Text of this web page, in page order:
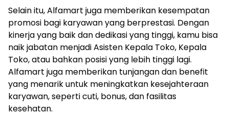
Selain itu, Alfamart juga memberikan kesempatan
promosi bagi karyawan yang berprestasi. Dengan
kinerja yang baik dan dedikasi yang tinggi, kamu bisa
naik jabatan menjadi Asisten Kepala Toko, Kepala
Toko, atau bahkan posisi yang lebih tinggi lagi.
Alfamart juga memberikan tunjangan dan benefit
yang menarik untuk meningkatkan kesejahteraan
karyawan, seperti cuti, bonus, dan fasilitas
kesehatan.